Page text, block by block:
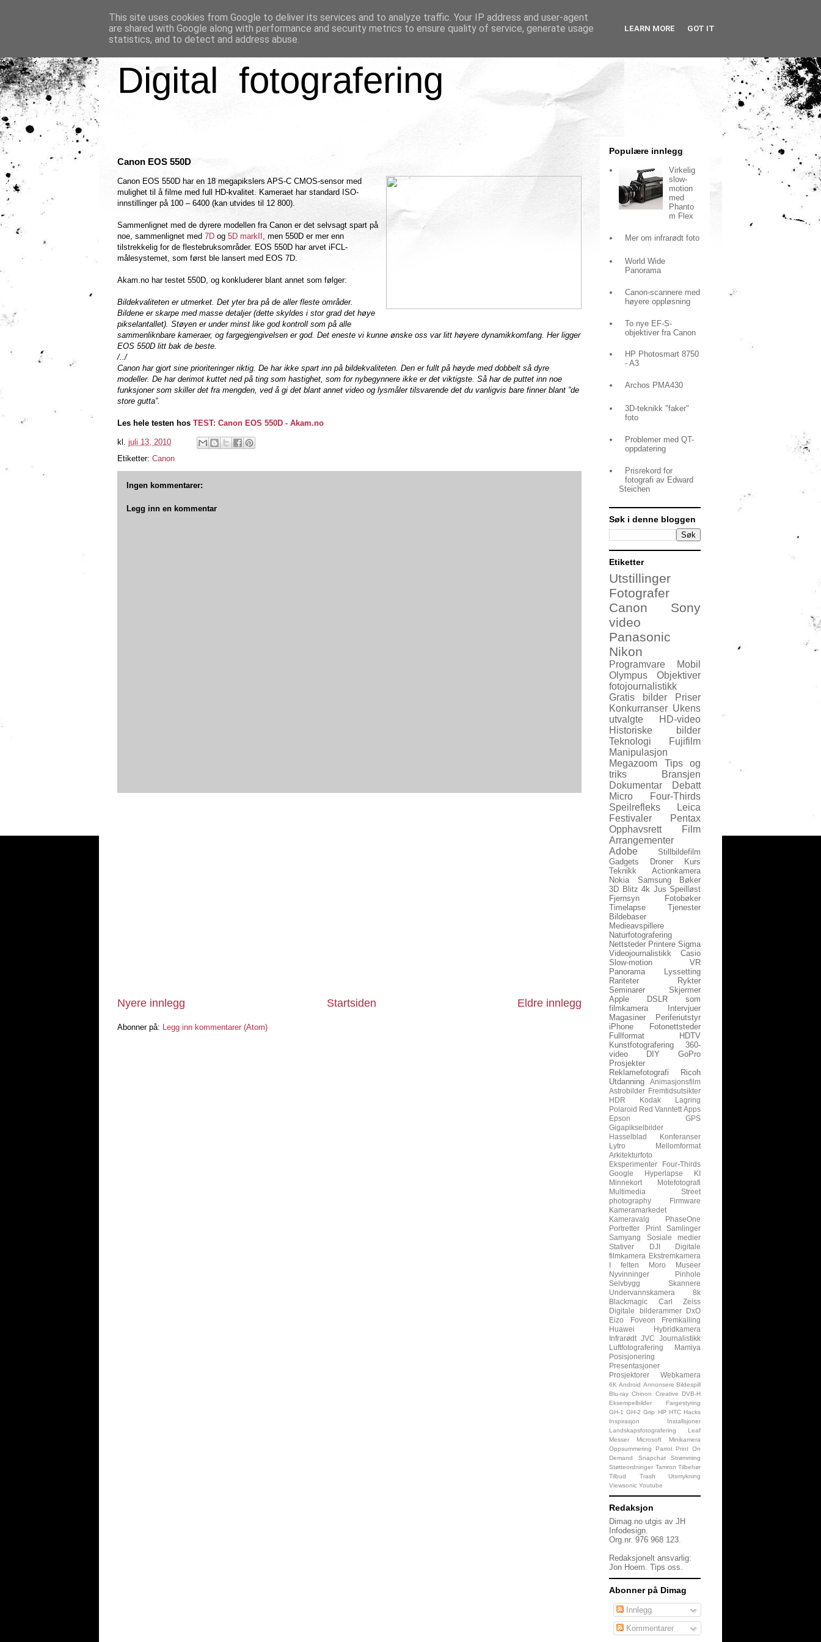
Digital fotografering
Canon EOS 550D
Canon EOS 550D har en 18 megapikslers APS-C CMOS-sensor med
mulighet til å filme med full HD-kvalitet. Kameraet har standard ISO-
innstillinger på 100 – 6400 (kan utvides til 12 800).
Sammenlignet med de dyrere modellen fra Canon er det selvsagt spart på
noe, sammenlignet med 7D og 5D markII , men 550D er mer enn
tilstrekkelig for de flestebruksområder. EOS 550D har arvet iFCL-
målesystemet, som først ble lansert med EOS 7D.
Akam.no har testet 550D, og konkluderer blant annet som følger:
Bildekvaliteten er utmerket. Det yter bra på de aller fleste områder.
Bildene er skarpe med masse detaljer (dette skyldes i stor grad det høye
pikselantallet). Støyen er under minst like god kontroll som på alle
sammenliknbare kameraer, og fargegjengivelsen er god. Det eneste vi kunne ønske oss var litt høyere dynamikkomfang. Her ligger
EOS 550D litt bak de beste.
/../
Canon har gjort sine prioriteringer riktig. De har ikke spart inn på bildekvaliteten. Den er fullt på høyde med dobbelt så dyre
modeller. De har derimot kuttet ned på ting som hastighet, som for nybegynnere ikke er det viktigste. Så har de puttet inn noe
funksjoner som skiller det fra mengden, ved å gi det blant annet video og lysmåler tilsvarende det du vanligvis bare finner blant ”de
store gutta”.
Les hele testen hos TEST: Canon EOS 550D - Akam.no
kl. juli 13, 2010
Etiketter: Canon
Ingen kommentarer:
Legg inn en kommentar
Nyere innlegg Eldre innlegg
Startsiden
Abonner på: Legg inn kommentarer (Atom)
Populære innlegg
Virkelig
slow-
motion
med
Phanto
m Flex
Mer om infrarødt foto
World Wide
Panorama
Canon-scannere med
høyere oppløsning
To nye EF-S-
objektiver fra Canon
HP Photosmart 8750
- A3
Archos PMA430
3D-teknikk "faker"
foto
Problemer med QT-
oppdatering
Prisrekord for
fotografi av Edward
Steichen
Søk i denne bloggen
Etiketter
Utstillinger
Fotografer
Canon
Sony
video
Panasonic
Nikon
Programvare
Mobil
Olympus
Objektiver
fotojournalistikk
Gratis bilder
Priser
Konkurranser Ukens
utvalgte
HD-video
Historiske bilder
Teknologi
Fujifilm
Manipulasjon
Megazoom
Tips og
triks
Bransjen
Dokumentar
Debatt
Micro Four-Thirds
Speilrefleks
Leica
Festivaler
Pentax
Opphavsrett
Film
Arrangementer
Adobe
Stillbildefilm
Gadgets
Droner
Kurs
Teknikk
Actionkamera
Nokia
Samsung
Bøker
3D Blitz 4k Jus Speilløst
Fjernsyn
Fotobøker
Timelapse
Tjenester
Bildebaser
Medieavspillere
Naturfotografering
Nettsteder Printere Sigma
Videojournalistikk
Casio
Slow-motion
VR
Panorama
Lyssetting
Rariteter
Rykter
Seminarer
Skjermer
Apple
DSLR som
filmkamera
Intervjuer
Magasiner
Periferiutstyr
iPhone
Fotonettsteder
Fullformat
HDTV
Kunstfotografering
360-
video
DIY
GoPro
Prosjekter
Reklamefotografi
Ricoh
Utdanning
Animasjonsfilm
Astrobilder Fremtidsutsikter
HDR
Kodak
Lagring
Polaroid Red Vanntett Apps
Epson
GPS
Gigapikselbilder
Hasselblad
Konferanser
Lytro
Mellomformat
Arkitekturfoto
Eksperimenter
Four-Thirds
Google
Hyperlapse
KI
Minnekort
Motefotografi
Multimedia
Street
photography
Firmware
Kameramarkedet
Kameravalg
PhaseOne
Portretter
Print
Samlinger
Samyang
Sosiale medier
Stativer
DJI
Digitale
filmkamera Ekstremkamera
I felten
Moro
Museer
Nyvinninger
Pinhole
Selvbygg
Skannere
Undervannskamera
8k
Blackmagic
Carl Zeiss
Digitale bilderammer
DxO
Eizo
Foveon
Fremkalling
Huawei
Hybridkamera
Infrarødt JVC
Journalistikk
Luftfotografering
Mamiya
Posisjonering
Presentasjoner
Prosjektorer
Webkamera
6K Android Annonsere Bildespill
Blu-ray Chinon Creative
DVB-H
Eksempelbilder
Fargestyring
GH-1 GH-2 Grip HP HTC Hacks
Inspirasjon
Installsjoner
Landskapsfotografering
Leaf
Messer
Microsoft
Minikamera
Oppsummering
Parrot Print On
Demand
Snapchat
Strømming
Støtteordninger Tamron Tilbehør
Tilbud
Trash
Utsmykning
Viewsonic Youtube
Redaksjon
Dimag.no utgis av JH
Infodesign.
Org.nr. 976 968 123.
Redaksjonelt ansvarlig:
Jon Hoem. Tips oss
Abonner på Dimag
Innlegg
Kommentarer
This site uses cookies from Google to deliver its services and to analyze traffic. Your IP address and user-agent
are shared with Google along with performance and security metrics to ensure quality of service, generate usage
statistics, and to detect and address abuse.
LEARN MORE GOT IT